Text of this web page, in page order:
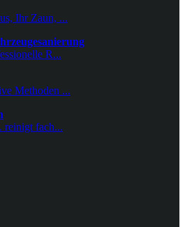
Ihr Zaun, ...
R...
Methoden ...
reinigt fach...